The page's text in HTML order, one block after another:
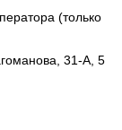
(только
31-А, 5